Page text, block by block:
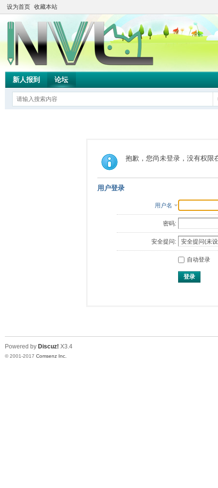
设为首页 收藏本站
新人报到 论坛
抱歉，您尚未登录，没有权限
用户登录
用户名
密码:
安全提问:
自动登录
登录
Powered by Discuz! X3.4
© 2001-2017 Comsenz Inc.